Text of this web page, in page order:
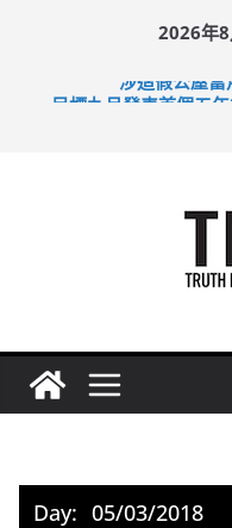
2026年8
涉造假公屋
Day: 05/03/2018